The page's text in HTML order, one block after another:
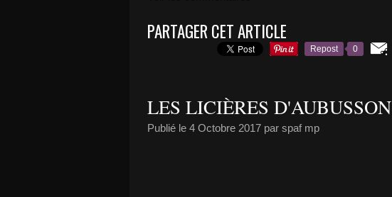
PARTAGER CET ARTICLE
Repost 0
LES LICIÈRES D'AUBUSSON
Publié le 4 Octobre 2017 par spaf mp